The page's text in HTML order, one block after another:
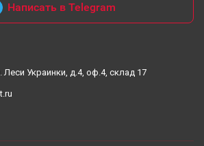
Написать в Telegram
Украинки, д.4, оф.4, склад 17